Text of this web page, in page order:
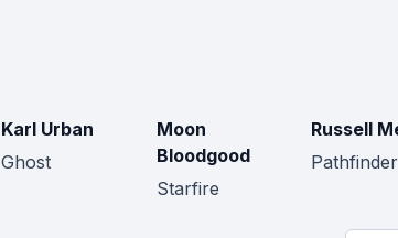
Karl Urban
Ghost
Moon
Bloodgood
Starfire
Russell
Pathfinder